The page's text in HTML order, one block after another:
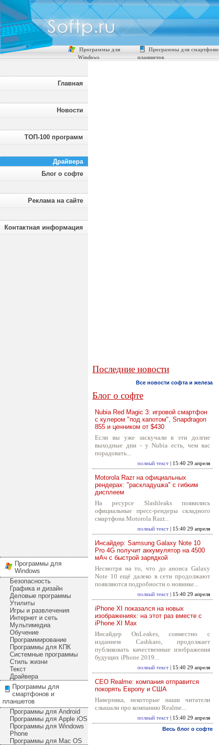
Программы для
Windows
Программы для
планшетов
Главная
Новости
ТОП-100 программ
Драйвера
Блог о софте
Реклама на сайте
Контактная информация
Программы для
Windows
Безопасность
Графика и дизайн
Деловые программы
Утилиты
Игры и развлечения
Интернет и сеть
Мультимедиа
Обучение
Программирование
Программы для КПК
Системные программы
Стиль жизни
Текст
Драйвера
Программы для
смартфонов и
планшетов
Программы для Android
Программы для Apple iOS
Программы для Windows
Phone
Программы для Mac OS
Последние новости
Все новости софта и железа
Блог о софте
Nubia Red Magic 3: игровой смартфон
с кулером "под капотом", Snapdragon
855 и ценником от $430
Если вы уже заскучали в эти долгие
выходные дни - у Nubia есть, чем вас
порадовать...
полный текст | 15:40 29 апреля
Motorola Razr на официальных
рендерах: "раскладушка" с гибким
дисплеем
На ресурсе Slashleaks появились
официальные пресс-рендеры складного
смартфона Motorola Razr...
полный текст | 15:40 29 апреля
Инсайдер: Samsung Galaxy Note 10
Pro 4G получит аккумулятор на 4500
мАч с быстрой зарядкой
Несмотря на то, что до анонса Galaxy
Note 10 ещё далеко в сети продолжают
появляются подробности о новинке...
полный текст | 15:40 29 апреля
iPhone XI показался на новых
изображениях: на этот раз вместе с
iPhone XI Max
Инсайдер OnLeakes, совместно с
изданием Cashkaro, продолжает
публиковать качественные изображения
будущих iPhone 2019...
полный текст | 15:40 29 апреля
CEO Realme: компания отправится
покорять Европу и США
Наверняка, некоторые наши читатели
слышали про компанию Realme...
полный текст | 15:40 29 апреля
Весь блог о софте